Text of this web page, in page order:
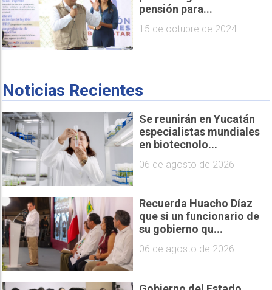
pensión para...
15 de octubre de 2024
Noticias Recientes
Se reunirán en Yucatán
especialistas mundiales
en biotecnolo...
06 de agosto de 2026
Recuerda Huacho Díaz
que si un funcionario de
su gobierno qu...
06 de agosto de 2026